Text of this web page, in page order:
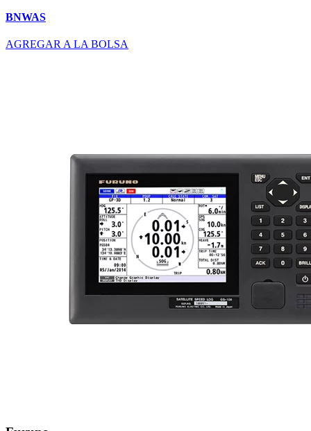
BNWAS
AGREGAR A LA BOLSA